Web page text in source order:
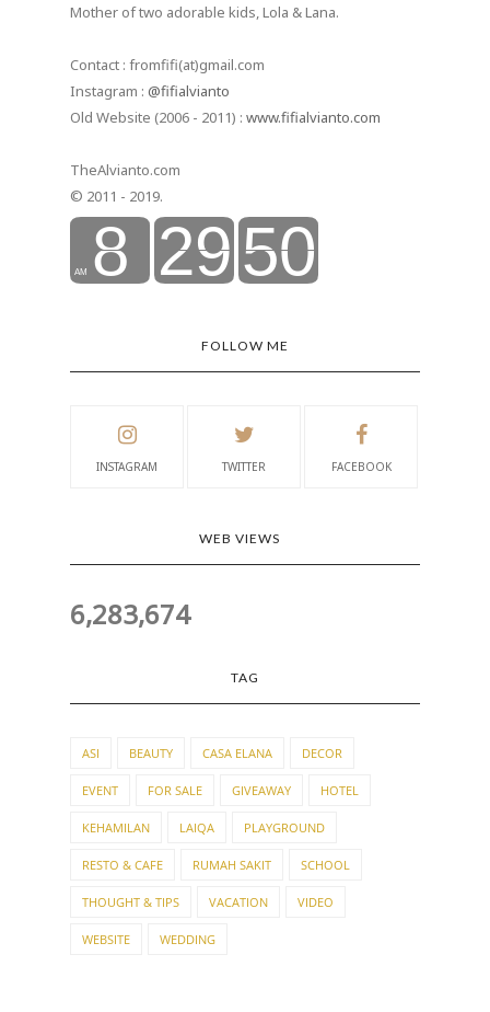
Mother of two adorable kids, Lola & Lana.
Contact : fromfifi(at)gmail.com
Instagram : @fifialvianto
Old Website (2006 - 2011) : www.fifialvianto.com
TheAlvianto.com
© 2011 - 2019.
FOLLOW ME
INSTAGRAM TWITTER FACEBOOK
WEB VIEWS
6,283,674
TAG
ASI BEAUTY CASA ELANA DECOR
EVENT FOR SALE GIVEAWAY HOTEL
KEHAMILAN LAIQA PLAYGROUND
RESTO & CAFE RUMAH SAKIT SCHOOL
THOUGHT & TIPS VACATION VIDEO
WEBSITE WEDDING